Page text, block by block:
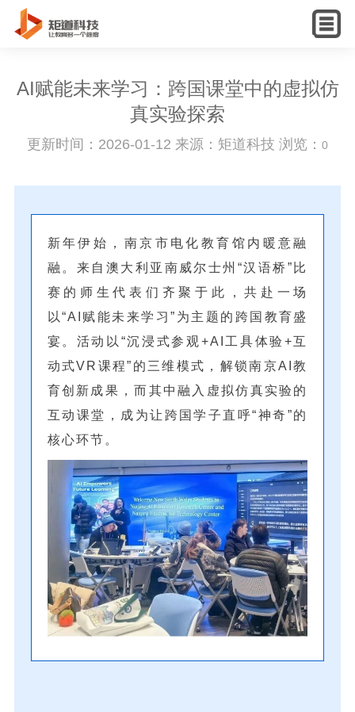
English
AI赋能未来学习：跨国课堂中的虚拟仿
真实验探索
更新时间：2026-01-12 来源：矩道科技 浏览： 0
新年伊始，南京市电化教育馆内暖意融
融。来自澳大利亚南威尔士州“汉语桥”比
赛的师生代表们齐聚于此，共赴一场
以“AI赋能未来学习”为主题的跨国教育盛
宴。活动以“沉浸式参观+AI工具体验+互
动式VR课程”的三维模式，解锁南京AI教
育创新成果，而其中融入虚拟仿真实验的
互动课堂，成为让跨国学子直呼“神奇”的
核心环节。